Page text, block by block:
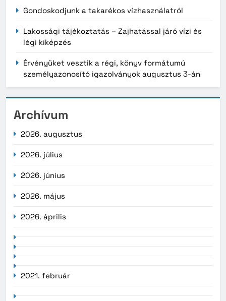
Gondoskodjunk a takarékos vízhasználatról
Lakossági tájékoztatás – Zajhatással járó vízi és
légi kiképzés
Érvényüket vesztik a régi, könyv formátumú
személyazonosító igazolványok augusztus 3-án
Archívum
2026. augusztus
2026. július
2026. június
2026. május
2026. április
2021. február